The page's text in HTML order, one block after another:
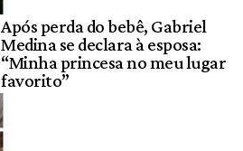
Após perda do bebê, Gabriel
Medina se declara à esposa:
“Minha princesa no meu lugar
favorito”